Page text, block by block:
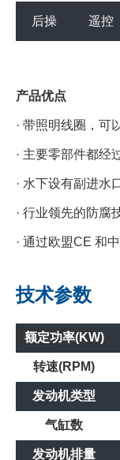
后操 遥控
产品优点
· 带照明线圈，可
· 主要零部件都经
· 水下设有副进水
· 行业领先的防腐
· 通过欧盟CE 和
技术参数
额定功率(KW)
转速(RPM)
发动机类型
气缸数
发动机排量